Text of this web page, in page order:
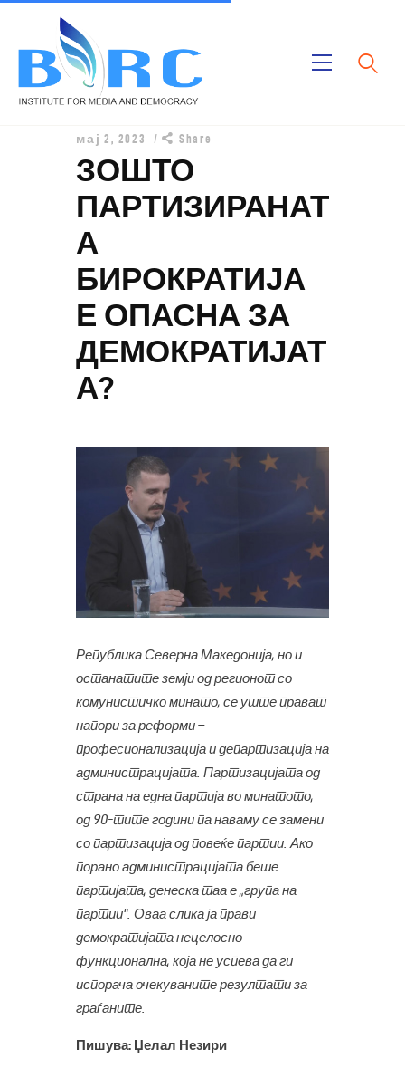
Публикации
Проекти
За Нас
мај 2, 2023 Share
ЗОШТО
ПАРТИЗИРАНАТ
А
БИРОКРАТИЈА
Е ОПАСНА ЗА
ДЕМОКРАТИЈАТ
А?
Република Северна Македонија, но и
останатите земји од регионот со
комунистичко минато, се уште прават
напори за реформи –
професионализација и департизација на
администрацијата. Партизацијата од
страна на една партија во минатото,
од 90-тите години па наваму се замени
со партизација од повеќе партии. Ако
порано администрацијата беше
партијата, денеска таа е „група на
партии“. Оваа слика ја прави
демократијата нецелосно
функционална, која не успева да ги
испорача очекуваните резултати за
граѓаните.
Пишува: Џелал Незири